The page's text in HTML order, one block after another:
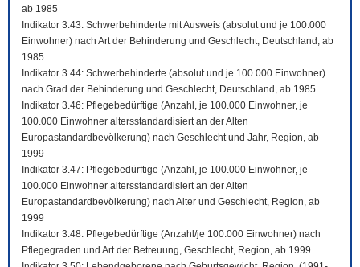
ab 1985
Indikator 3.43: Schwerbehinderte mit Ausweis (absolut und je 100.000
Einwohner) nach Art der Behinderung und Geschlecht, Deutschland, ab
1985
Indikator 3.44: Schwerbehinderte (absolut und je 100.000 Einwohner)
nach Grad der Behinderung und Geschlecht, Deutschland, ab 1985
Indikator 3.46: Pflegebedürftige (Anzahl, je 100.000 Einwohner, je
100.000 Einwohner altersstandardisiert an der Alten
Europastandardbevölkerung) nach Geschlecht und Jahr, Region, ab
1999
Indikator 3.47: Pflegebedürftige (Anzahl, je 100.000 Einwohner, je
100.000 Einwohner altersstandardisiert an der Alten
Europastandardbevölkerung) nach Alter und Geschlecht, Region, ab
1999
Indikator 3.48: Pflegebedürftige (Anzahl/je 100.000 Einwohner) nach
Pflegegraden und Art der Betreuung, Geschlecht, Region, ab 1999